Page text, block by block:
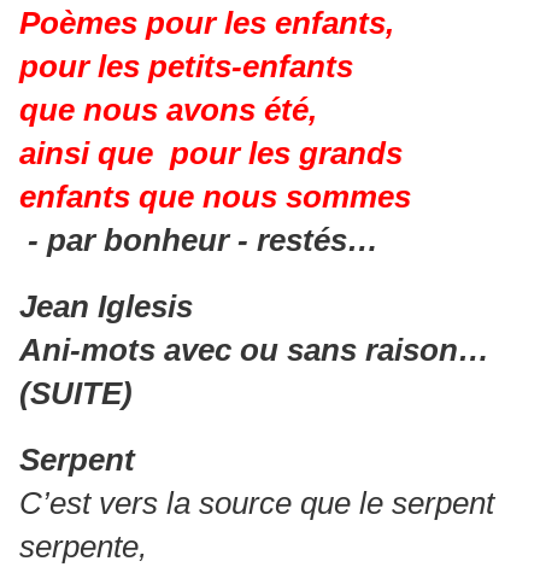
Poèmes pour les enfants,
pour les petits-enfants
que nous avons été,
ainsi que pour les grands
enfants que nous sommes
- par bonheur - restés…
Jean Iglesis
Ani-mots avec ou sans raison…
(SUITE)
Serpent
C’est vers la source que le serpent
serpente,